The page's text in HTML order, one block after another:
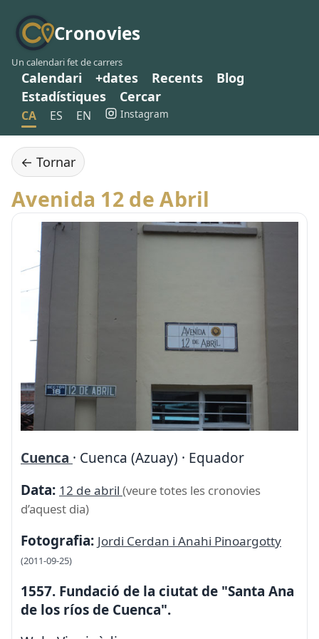
Cronovies
Un calendari fet de carrers
Calendari +dates Recents
Blog
Estadístiques
Cercar
CA ES EN Instagram
← Tornar
Avenida 12 de Abril
Cuenca · Cuenca (Azuay) · Equador
Data: 12 de abril (veure totes les cronovies
d’aquest dia)
Fotografia: Jordi Cerdan i Anahi Pinoargotty
(2011-09-25)
1557. Fundació de la ciutat de "Santa Ana
de los ríos de Cuenca".